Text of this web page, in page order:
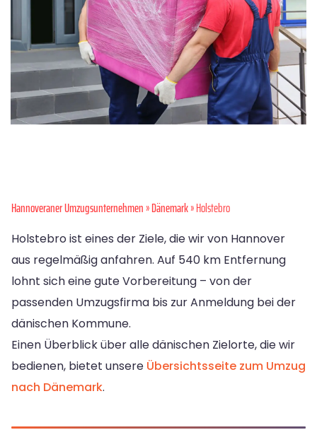
Hannoveraner Umzugsunternehmen»Dänemark» Holstebro
Holstebro ist eines der Ziele, die wir von Hannover
aus regelmäßig anfahren. Auf 540 km Entfernung
lohnt sich eine gute Vorbereitung – von der
passenden Umzugsfirma bis zur Anmeldung bei der
dänischen Kommune.
Einen Überblick über alle dänischen Zielorte, die wir
bedienen, bietet unsere Übersichtsseite zum Umzug
nach Dänemark.